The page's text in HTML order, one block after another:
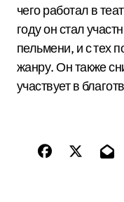
чего работал в
году он стал
пельмени, и с тех
жанру. Он также
участвует в